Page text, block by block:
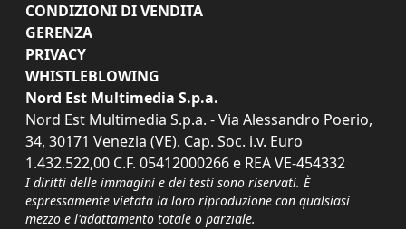
CONDIZIONI DI VENDITA
GERENZA
PRIVACY
WHISTLEBLOWING
Nord Est Multimedia S.p.a.
Nord Est Multimedia S.p.a. - Via Alessandro Poerio,
34, 30171 Venezia (VE). Cap. Soc. i.v. Euro
1.432.522,00 C.F. 05412000266 e REA VE-454332
I diritti delle immagini e dei testi sono riservati. È
espressamente vietata la loro riproduzione con qualsiasi
mezzo e l'adattamento totale o parziale.